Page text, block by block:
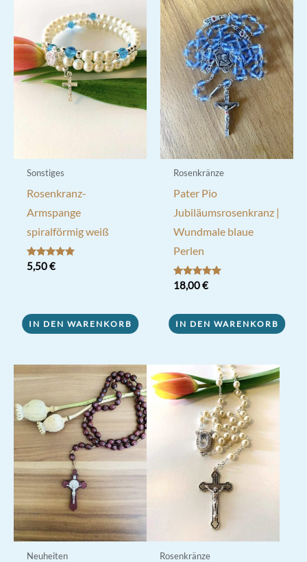
Sonstiges
Rosenkranz-
Armspange
spiralförmig weiß
Bewertet mit
5.00
5,50€
IN DEN WARENKORB
Rosenkränze
Pater Pio
Jubiläumsrosenkranz |
Wundmale blaue
Perlen
Bewertet mit
5.00
18,00€
IN DEN WARENKORB
Neuheiten Rosenkränze